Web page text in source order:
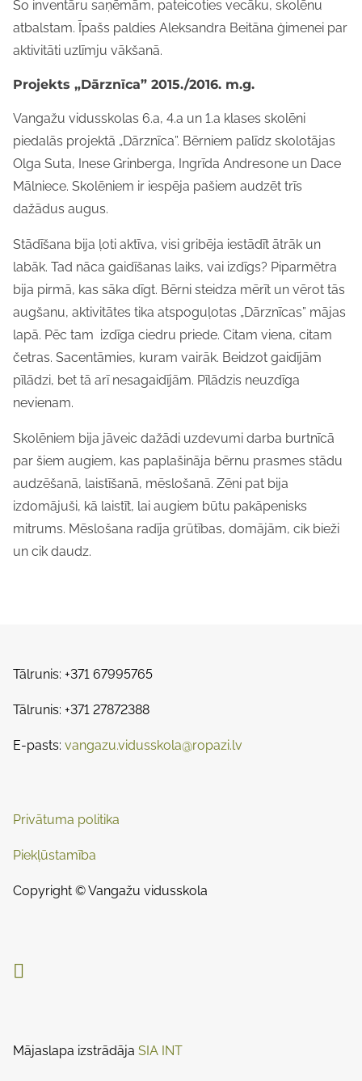
Šo inventāru saņēmām, pateicoties vecāku, skolēnu
atbalstam. Īpašs paldies Aleksandra Beitāna ģimenei par
aktivitāti uzlīmju vākšanā.
Projekts „Dārznīca” 2015./2016. m.g.
Vangažu vidusskolas 6.a, 4.a un 1.a klases skolēni
piedalās projektā „Dārznīca”. Bērniem palīdz skolotājas
Olga Suta, Inese Grinberga, Ingrīda Andresone un Dace
Mālniece. Skolēniem ir iespēja pašiem audzēt trīs
dažādus augus.
Stādīšana bija ļoti aktīva, visi gribēja iestādīt ātrāk un
labāk. Tad nāca gaidīšanas laiks, vai izdīgs? Piparmētra
bija pirmā, kas sāka dīgt. Bērni steidza mērīt un vērot tās
augšanu, aktivitātes tika atspoguļotas „Dārznīcas” mājas
lapā. Pēc tam izdīga ciedru priede. Citam viena, citam
četras. Sacentāmies, kuram vairāk. Beidzot gaidījām
pīlādzi, bet tā arī nesagaidījām. Pīlādzis neuzdīga
nevienam.
Skolēniem bija jāveic dažādi uzdevumi darba burtnīcā
par šiem augiem, kas paplašināja bērnu prasmes stādu
audzēšanā, laistīšanā, mēslošanā. Zēni pat bija
izdomājuši, kā laistīt, lai augiem būtu pakāpenisks
mitrums. Mēslošana radīja grūtības, domājām, cik bieži
un cik daudz.
Tālrunis: +371 67995765
Tālrunis: +371 27872388
E-pasts: vangazu.vidusskola@ropazi.lv
Privātuma politika
Piekļūstamība
Copyright © Vangažu vidusskola

Mājaslapa izstrādāja SIA INT